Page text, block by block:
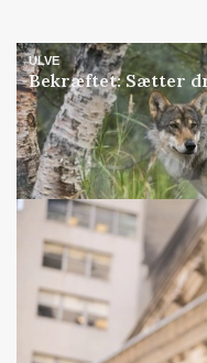
ULVE
Bekræftet: Sætter